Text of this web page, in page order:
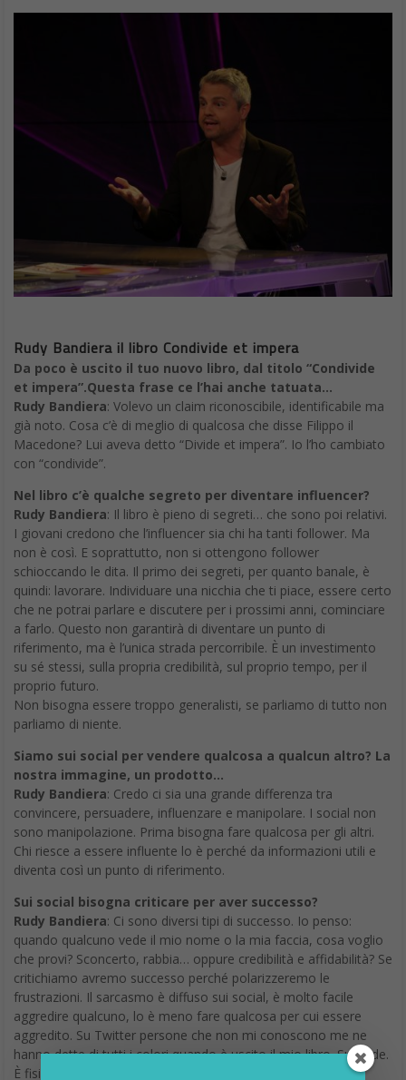
Rudy Bandiera il libro Condivide et impera
Da poco è uscito il tuo nuovo libro, dal titolo “Condivide
et impera”.Questa frase ce l’hai anche tatuata…
Rudy Bandiera: Volevo un claim riconoscibile, identificabile ma
già noto. Cosa c’è di meglio di qualcosa che disse Filippo il
Macedone? Lui aveva detto “Divide et impera”. Io l’ho cambiato
con “condivide”.
Nel libro c’è qualche segreto per diventare influencer?
Rudy Bandiera: Il libro è pieno di segreti… che sono poi relativi.
I giovani credono che l’influencer sia chi ha tanti follower. Ma
non è così. E soprattutto, non si ottengono follower
schioccando le dita. Il primo dei segreti, per quanto banale, è
quindi: lavorare. Individuare una nicchia che ti piace, essere certo
che ne potrai parlare e discutere per i prossimi anni, cominciare
a farlo. Questo non garantirà di diventare un punto di
riferimento, ma è l’unica strada percorribile. È un investimento
su sé stessi, sulla propria credibilità, sul proprio tempo, per il
proprio futuro.
Non bisogna essere troppo generalisti, se parliamo di tutto non
parliamo di niente.
Siamo sui social per vendere qualcosa a qualcun altro? La
nostra immagine, un prodotto…
Rudy Bandiera: Credo ci sia una grande differenza tra
convincere, persuadere, influenzare e manipolare. I social non
sono manipolazione. Prima bisogna fare qualcosa per gli altri.
Chi riesce a essere influente lo è perché da informazioni utili e
diventa così un punto di riferimento.
Sui social bisogna criticare per aver successo?
Rudy Bandiera: Ci sono diversi tipi di successo. Io penso:
quando qualcuno vede il mio nome o la mia faccia, cosa voglio
che provi? Sconcerto, rabbia… oppure credibilità e affidabilità? Se
critichiamo avremo successo perché polarizzeremo le
frustrazioni. Il sarcasmo è diffuso sui social, è molto facile
aggredire qualcuno, lo è meno fare qualcosa per cui essere
aggredito. Su Twitter persone che non mi conoscono me ne
hanno dette di tutti i colori quando è uscito il mio libro. Succede.
È fisiologico, normale.